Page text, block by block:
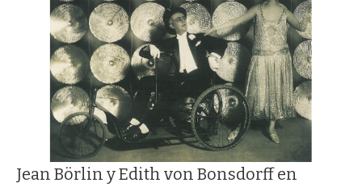
Jean Börlin y Edith von Bonsdorff en